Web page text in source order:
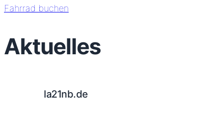
Fahrrad buchen
Aktuelles
la21nb.de